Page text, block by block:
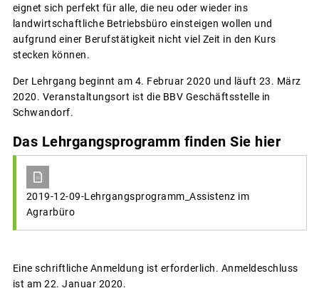
eignet sich perfekt für alle, die neu oder wieder ins
landwirtschaftliche Betriebsbüro einsteigen wollen und
aufgrund einer Berufstätigkeit nicht viel Zeit in den Kurs
stecken können.
Der Lehrgang beginnt am 4. Februar 2020 und läuft 23. März
2020. Veranstaltungsort ist die BBV Geschäftsstelle in
Schwandorf.
Das Lehrgangsprogramm finden Sie hier
2019-12-09-Lehrgangsprogramm_Assistenz im
Agrarbüro
Eine schriftliche Anmeldung ist erforderlich. Anmeldeschluss
ist am 22. Januar 2020.